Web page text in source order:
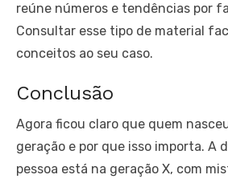
reúne números e tendências por
Consultar esse tipo de material
conceitos ao seu caso.
Conclusão
Agora ficou claro que quem
geração e por que isso importa. A
pessoa está na geração X, com